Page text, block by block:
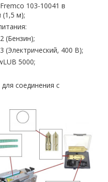
103-10041 в
(1,5 м);
(Бензин);
(Электрический, 400 В);
5000;
соединения с